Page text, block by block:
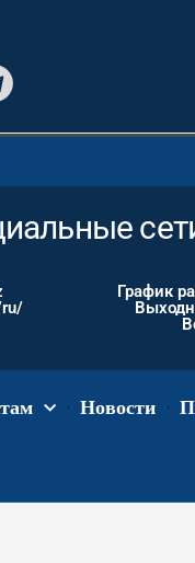
График
Новости